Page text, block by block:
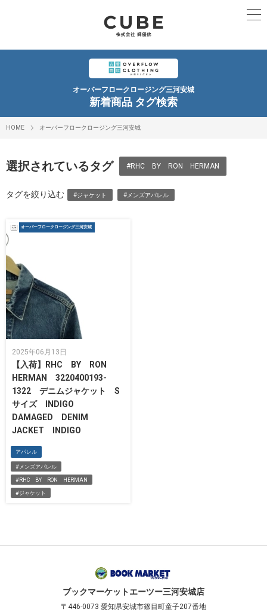
オーバーフロークロージング三河安城
新着商品 タグ検索
HOME オーバーフロークロージング三河安城
選択されているタグ #RHC BY RON HERMAN
タグを絞り込む #ジャケット #メンズアパレル
オーバーフロークロージング三河安城
2025年06月13日
【入荷】RHC BY RON
HERMAN 3220400193-
1322 デニムジャケット S
サイズ INDIGO
DAMAGED DENIM
JACKET INDIGO
アパレル
#メンズアパレル
#RHC BY RON HERMAN
#ジャケット
ブックマーケットエーツー三河安城店
〒446-0073 愛知県安城市篠目町童子207番地